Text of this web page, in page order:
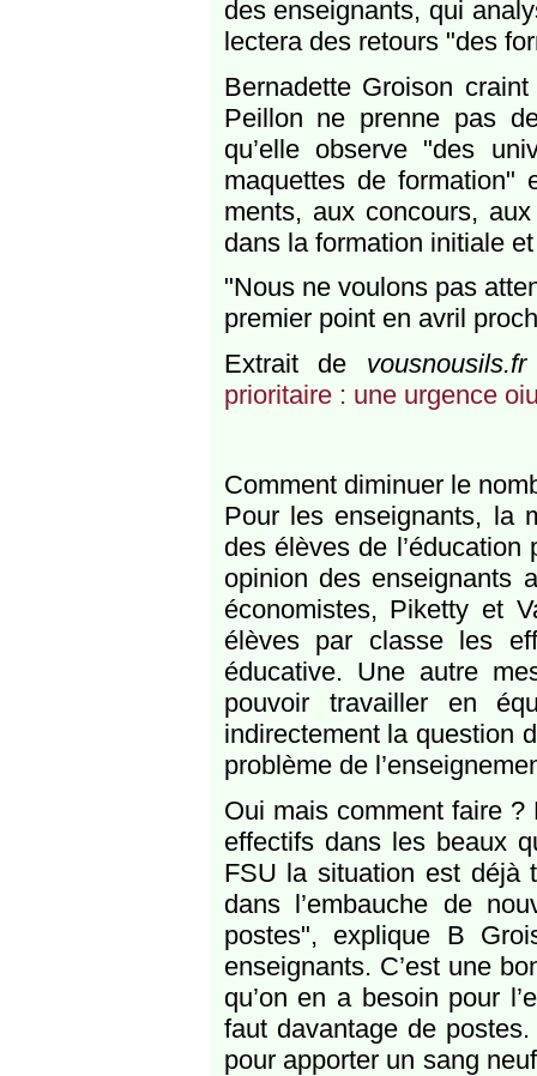
des ensei­gnants, qui
lec­tera des retours "des
Bernadette Groison
Peillon ne prenne pas
qu’elle observe "des
maquettes de
ments, aux concours,
dans la for­ma­tion ini­tiale
"Nous ne vou­lons pas
pre­mier point en avril
Extrait de vousnousils.fr
prioritaire : une urgence
Comment diminuer le
Pour les enseignants, la
des élèves de
opinion des enseignants
économistes, Piketty et
élèves par classe les
éducative. Une autre
pouvoir travailler en
indirectement la question
problème de
Oui mais comment faire ?
effectifs dans les beaux
FSU la situation est déjà
dans l’embauche de
postes", explique B
enseignants. C’est une
qu’on en a besoin pour
faut davantage de
pour apporter un sang